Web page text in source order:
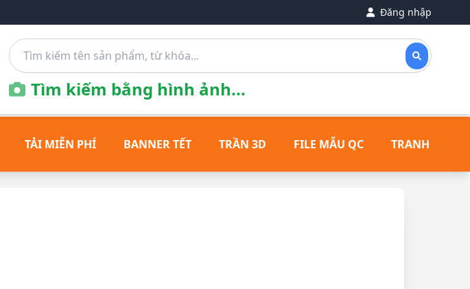
Đăng nhập
Tìm kiếm bằng hình ảnh...
TẢI MIỄN PHÍ BANNER TẾT TRẦN 3D FILE MẪU QC TRANH ĐỒNG